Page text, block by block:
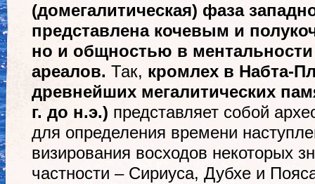
(домегалитическая) фаза
представлена кочевым и
но и общностью в
ареалов. Так, кромлех в Набта-
древнейших мегалитических
г. до н.э.) представляет собой
для определения времени
визирования восходов некоторых
частности – Сириуса, Дубхе и